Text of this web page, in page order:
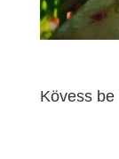
Kövess